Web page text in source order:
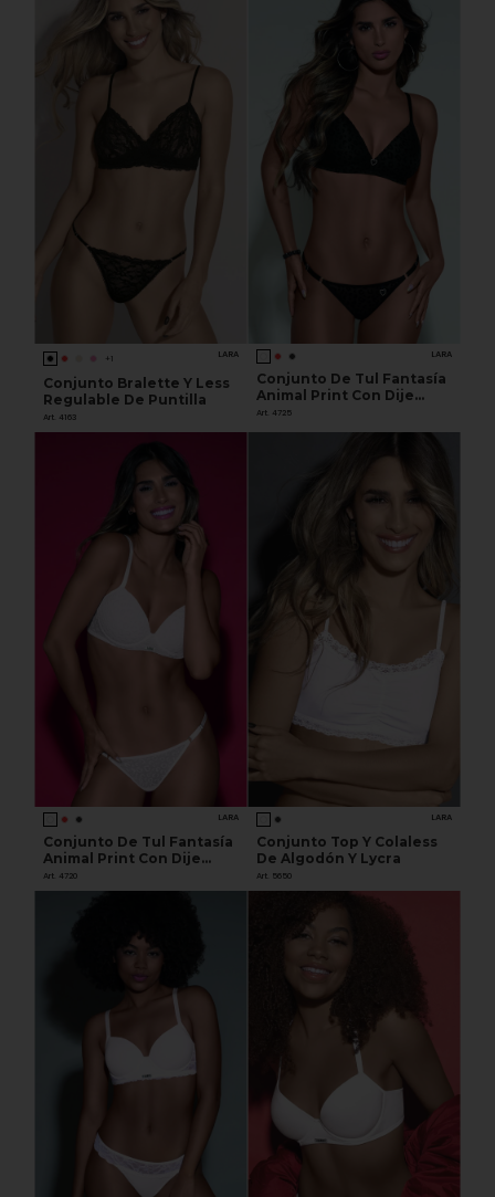
+1 LARA
Conjunto Bralette Y Less
Regulable De Puntilla
Art. 4163
LARA
Conjunto De Tul Fantasía
Animal Print Con Dije
Corazón. Corpiño
Art. 4725
LARA
Conjunto De Tul Fantasía
Animal Print Con Dije
Personalizado. Corpiño
Push Up Soft. Tangaless
Art. 4720
LARA
Conjunto Top Y Colaless
De Algodón Y Lycra
Art. 5650